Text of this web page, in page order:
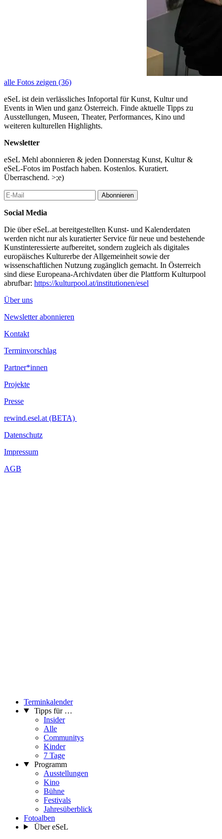
alle Fotos zeigen (36)
eSeL ist dein verlässliches Infoportal für Kunst, Kultur und
Events in Wien und ganz Österreich. Finde aktuelle Tipps zu
Ausstellungen, Museen, Theater, Performances, Kino und
weiteren kulturellen Highlights.
Newsletter
eSeL Mehl abonnieren & jeden Donnerstag Kunst, Kultur &
eSeL-Fotos im Postfach haben. Kostenlos. Kuratiert.
Überraschend. >;e)
Abonnieren
Social Media
Die über eSeL.at bereitgestellten Kunst- und Kalenderdaten
werden nicht nur als kuratierter Service für neue und bestehende
Kunstinteressierte aufbereitet, sondern zugleich als digitales
europäisches Kulturerbe der Allgemeinheit sowie der
wissenschaftlichen Nutzung zugänglich gemacht. In Österreich
sind diese Europeana-Archivdaten über die Plattform Kulturpool
abrufbar: https://kulturpool.at/institutionen/esel
Über uns
Newsletter abonnieren
Kontakt
Terminvorschlag
Partner*innen
Projekte
Presse
rewind.esel.at (BETA)
Datenschutz
Impressum
AGB
Terminkalender
Tipps für …
Insider
Alle
Communitys
Kinder
7 Tage
Programm
Ausstellungen
Kino
Bühne
Festivals
Jahresüberblick
Fotoalben
Über eSeL